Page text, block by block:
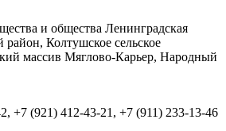
и общества Ленинградская
район, Колтушское сельское
массив Мяглово-Карьер, Народный
+7 (921) 412-43-21, +7 (911) 233-13-46